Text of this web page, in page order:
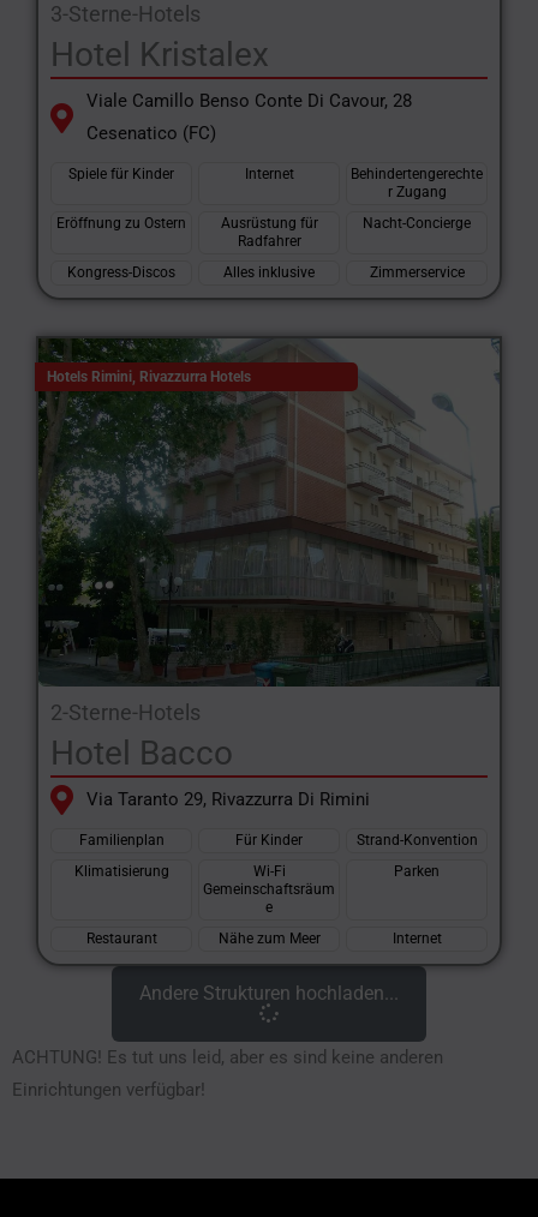
3-Sterne-Hotels
Hotel Kristalex
Viale Camillo Benso Conte Di Cavour, 28
Cesenatico (FC)
Spiele für Kinder Internet
Behindertengerechte
r Zugang
Eröffnung zu Ostern
Ausrüstung für
Radfahrer
Nacht-Concierge
Kongress-Discos Alles inklusive Zimmerservice
Hotels Rimini, Rivazzurra Hotels
2-Sterne-Hotels
Hotel Bacco
Via Taranto 29, Rivazzurra Di Rimini
Familienplan Für Kinder
Strand-Konvention
Klimatisierung
Wi-Fi
Gemeinschaftsräum
e
Parken
Restaurant Nähe zum Meer Internet
Andere Strukturen hochladen...
ACHTUNG! Es tut uns leid, aber es sind keine anderen
Einrichtungen verfügbar!